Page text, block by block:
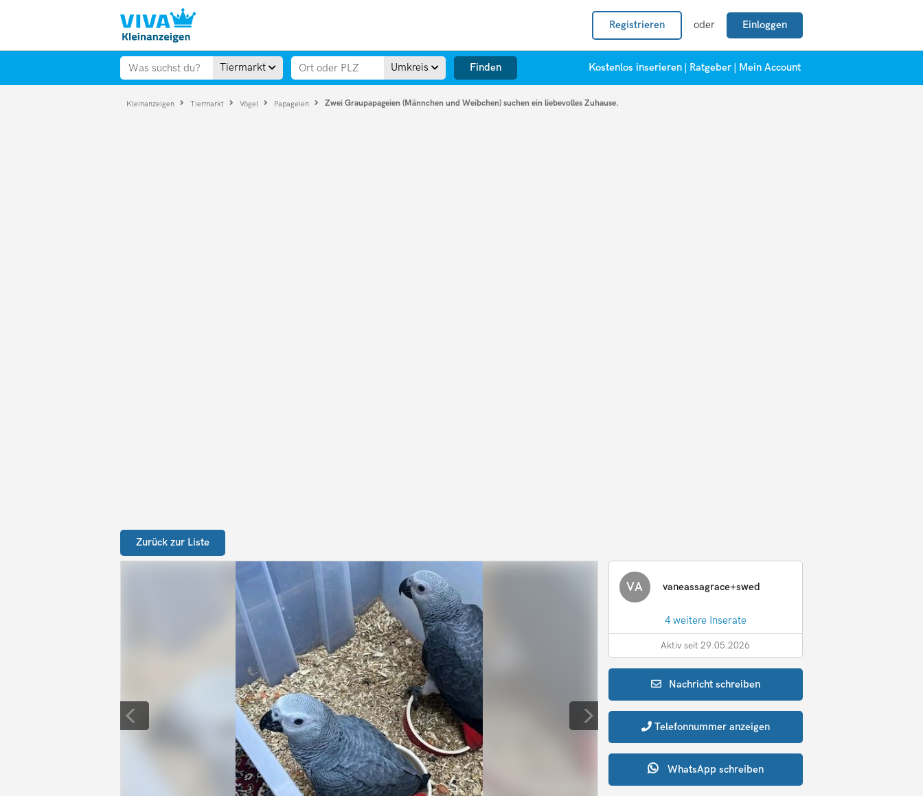
Registrieren oder Einloggen
Tiermarkt Umkreis Finden Kostenlos inserieren Ratgeber Mein Account
Kleinanzeigen Tiermarkt Vögel Papageien Zwei Graupapageien (Männchen und Weibchen) suchen ein liebevolles Zuhause.
Zurück zur Liste
VA vaneassagrace+swed
4 weitere Inserate
Aktiv seit 29.05.2026
Nachrichtschreiben
Telefonnummer anzeigen
WhatsApp schreiben